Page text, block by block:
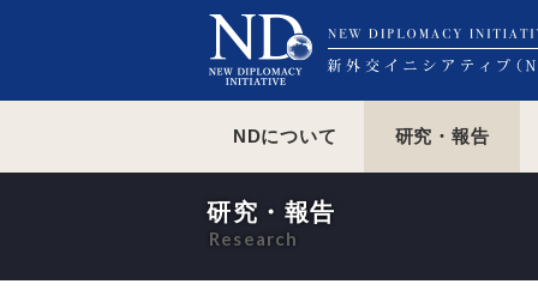
NDについて 研究・報告
研究・報告